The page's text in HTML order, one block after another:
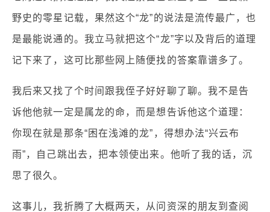
野史的零星记载，果然这个“龙”的说法是流传最广，也
是最能说通的。我立马就把这个“龙”字以及背后的道理
记下来了，这可比那些网上随便找的答案靠谱多了。
我后来又找了个时间跟我侄子好好聊了聊。我不是告
诉他他就一定是属龙的命，而是想告诉他这个道理：
你现在就是那条“困在浅滩的龙”，得想办法“兴云布
雨”，自己跳出去，把本领使出来。他听了我的话，沉
思了很久。
这事儿，我折腾了大概两天，从问资深的朋友到查阅